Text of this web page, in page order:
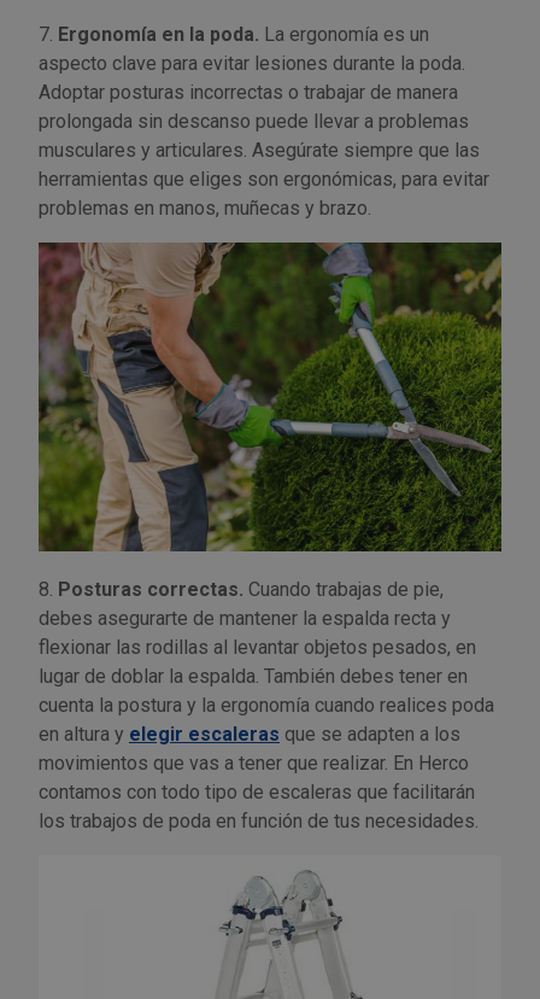
7. Ergonomía en la poda. La ergonomía es un
aspecto clave para evitar lesiones durante la poda.
Adoptar posturas incorrectas o trabajar de manera
prolongada sin descanso puede llevar a problemas
musculares y articulares. Asegúrate siempre que las
herramientas que eliges son ergonómicas, para evitar
problemas en manos, muñecas y brazo.
8. Posturas correctas. Cuando trabajas de pie,
debes asegurarte de mantener la espalda recta y
flexionar las rodillas al levantar objetos pesados, en
lugar de doblar la espalda. También debes tener en
cuenta la postura y la ergonomía cuando realices poda
en altura y elegir escaleras que se adapten a los
movimientos que vas a tener que realizar. En Herco
contamos con todo tipo de escaleras que facilitarán
los trabajos de poda en función de tus necesidades.